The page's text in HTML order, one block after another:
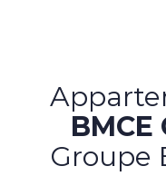
BMCE
Groupe